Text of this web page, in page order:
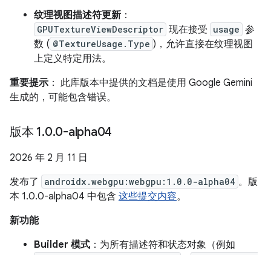
纹理视图描述符更新 ：
GPUTextureViewDescriptor 现在接受 usage 参
数 ( @TextureUsage.Type )，允许直接在纹理视图
上定义特定用法。
重要提示 ： 此库版本中提供的文档是使用 Google Gemini
生成的，可能包含错误。
版本 1.0.0-alpha04
2026 年 2 月 11 日
发布了
androidx.webgpu:webgpu:1.0.0-alpha04 。版
本 1.0.0-alpha04 中包含 这些提交内容。
新功能
Builder 模式 ：为所有描述符和状态对象（例如